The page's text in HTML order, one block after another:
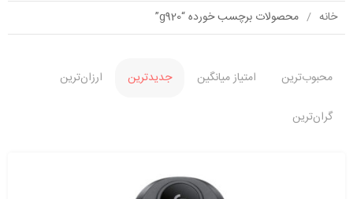
خانه محصولات برچسب خورده “g920”
محبوب‌ترین امتیاز میانگین جدیدترین ارزان‌ترین
گران‌ترین